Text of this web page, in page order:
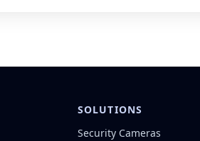
SOLUTIONS
Security Cameras